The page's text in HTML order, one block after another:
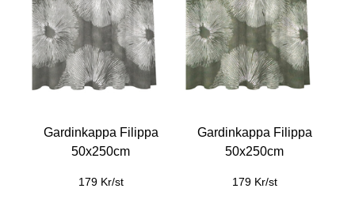
Gardinkappa Filippa
50x250cm
179 Kr/st
Gardinkappa Filippa
50x250cm
179 Kr/st